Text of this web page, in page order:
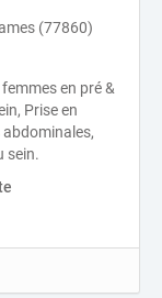
(77860)
en pré &
Prise en
sein.